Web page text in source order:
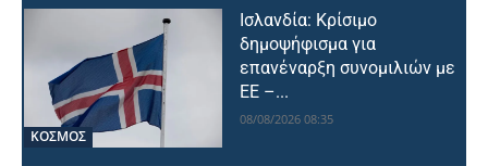
ΚΟΣΜΟΣ
Ισλανδία: Κρίσιμο
δημοψήφισμα για
επανέναρξη συνομιλιών με
ΕΕ –...
08/08/2026 08:35